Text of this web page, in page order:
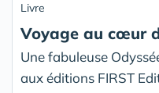
Livre
Voyage au cœur
Une fabuleuse
aux éditions FIRST